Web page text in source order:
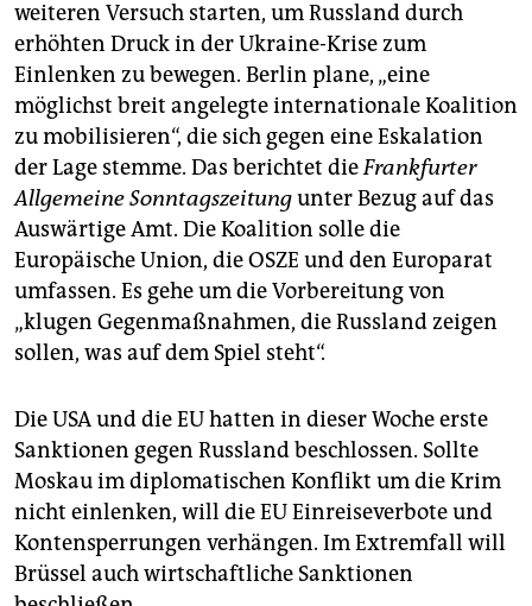
weiteren Versuch starten, um Russland durch
erhöhten Druck in der Ukraine-Krise zum
Einlenken zu bewegen. Berlin plane, „eine
möglichst breit angelegte internationale Koalition
zu mobilisieren“, die sich gegen eine Eskalation
der Lage stemme. Das berichtet dieFrankfurter
Allgemeine Sonntagszeitungunter Bezug auf das
Auswärtige Amt. Die Koalition solle die
Europäische Union, die OSZE und den Europarat
umfassen. Es gehe um die Vorbereitung von
„klugen Gegenmaßnahmen, die Russland zeigen
sollen, was auf dem Spiel steht“.
Die USA und die EU hatten in dieser Woche erste
Sanktionen gegen Russland beschlossen. Sollte
Moskau im diplomatischen Konflikt um die Krim
nicht einlenken, will die EU Einreiseverbote und
Kontensperrungen verhängen. Im Extremfall will
Brüssel auch wirtschaftliche Sanktionen